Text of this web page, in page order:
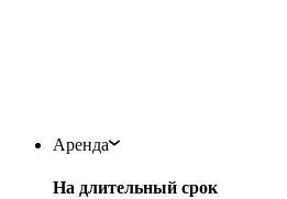
Аренда
На длительный срок